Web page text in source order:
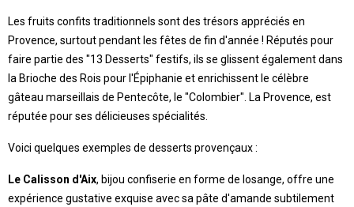
Les fruits confits traditionnels sont des trésors appréciés en
Provence, surtout pendant les fêtes de fin d'année ! Réputés pour
faire partie des "13 Desserts" festifs, ils se glissent également dans
la Brioche des Rois pour l'Épiphanie et enrichissent le célèbre
gâteau marseillais de Pentecôte, le "Colombier". La Provence, est
réputée pour ses délicieuses spécialités.
Voici quelques exemples de desserts provençaux :
Le Calisson d'Aix, bijou confiserie en forme de losange, offre une
expérience gustative exquise avec sa pâte d'amande subtilement